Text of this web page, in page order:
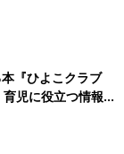
『ひよこクラブ
児に役立つ情報が